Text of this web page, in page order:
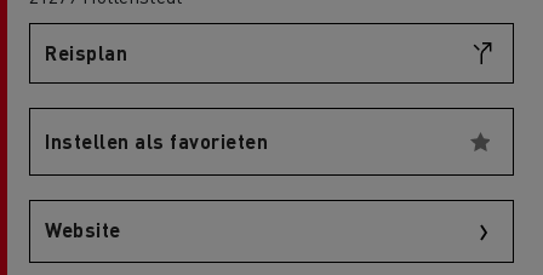
Reisplan
Instellen als favorieten
Website